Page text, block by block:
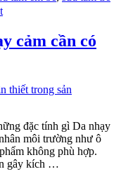
on
chọn
em
bé
từng
giai
đoạn
của
bé
cảm cần có
đặc tính gì Da nhạy
môi trường như ô
không phù hợp.
gây kích …